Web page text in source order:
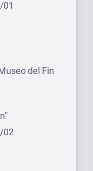
01
del Fin
02